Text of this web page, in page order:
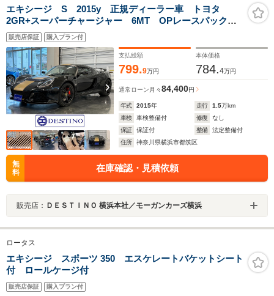
続/ETC/EBD付ABS/横
滑り防止装置
LED/Bluetooth接
続/ETC
防止装置/アイ
グストップ
エキシージ S 2015y 正規ディーラー車 トヨタ
2GR+スーパーチャージャー 6MT OPレースパック
OPプレミアムパック アイボリーレザーシート デジタ
ルインナーミラー レーダー探知機 ETC
販売店保証 購入プラン付
支払総額
799.9万円
本体価格
784.4万円
通常ローン 月々84,400円
年式 2015年 走行 1.5万km
車検
車検整備付 修復
なし
保証
保証付 整備
法定整備付
住所
神奈川県横浜市都筑区
無
料
在庫確認・見積依頼
販売店： ＤＥＳＴＩＮＯ 横浜本社／モーガンカーズ横浜
ロータス
エキシージ スポーツ 350 エスケレートバケットシート
付 ロールケージ付
販売店保証 購入プラン付